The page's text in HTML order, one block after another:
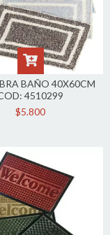
BAÑO 40X60CM
4510299
$5.800